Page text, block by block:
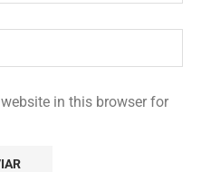
in this browser for